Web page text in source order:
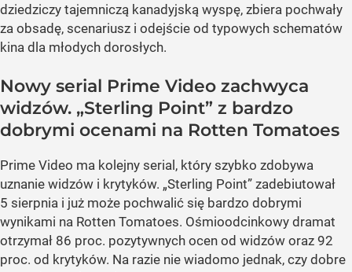
dziedziczy tajemniczą kanadyjską wyspę, zbiera pochwały
za obsadę, scenariusz i odejście od typowych schematów
kina dla młodych dorosłych.
Nowy serial Prime Video zachwyca
widzów. „Sterling Point” z bardzo
dobrymi ocenami na Rotten Tomatoes
Prime Video ma kolejny serial, który szybko zdobywa
uznanie widzów i krytyków. „Sterling Point” zadebiutował
5 sierpnia i już może pochwalić się bardzo dobrymi
wynikami na Rotten Tomatoes. Ośmioodcinkowy dramat
otrzymał 86 proc. pozytywnych ocen od widzów oraz 92
proc. od krytyków. Na razie nie wiadomo jednak, czy dobre